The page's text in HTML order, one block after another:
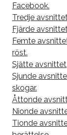
Facebook.
Tredje
Fjärde
Femte
röst.
Sjätte
Sjunde
skogar.
Åttonde
Nionde
Tionde